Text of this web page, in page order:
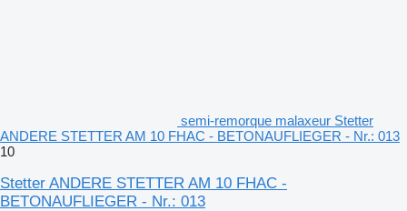
semi-remorque malaxeur Stetter
ANDERE STETTER AM 10 FHAC - BETONAUFLIEGER - Nr.: 013
10
Stetter ANDERE STETTER AM 10 FHAC -
BETONAUFLIEGER - Nr.: 013